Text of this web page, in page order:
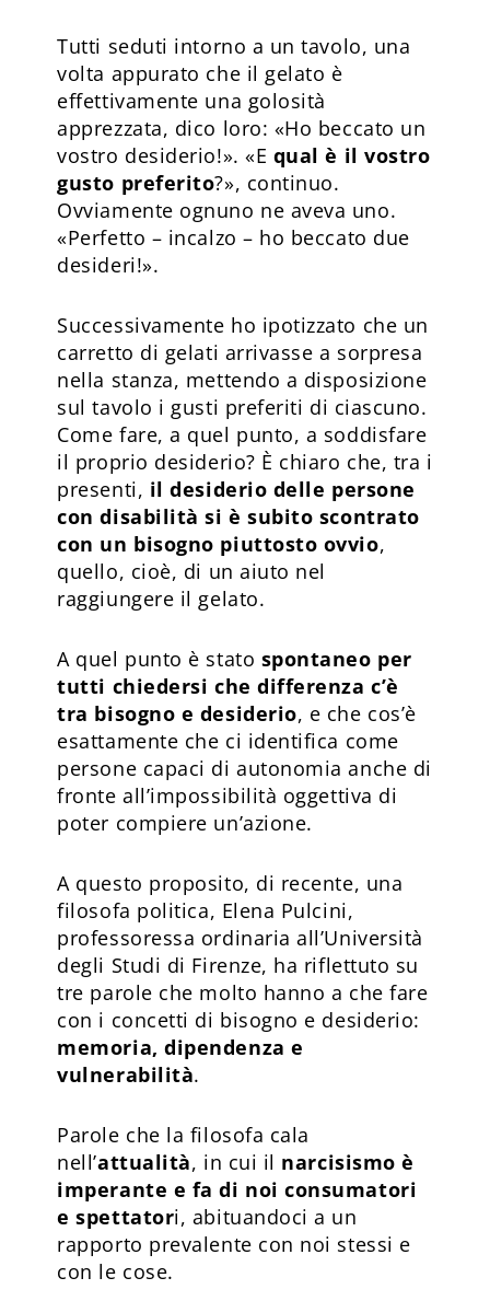
Tutti seduti intorno a un tavolo, una
volta appurato che il gelato è
effettivamente una golosità
apprezzata, dico loro: «Ho beccato un
vostro desiderio!». «E qual è il vostro
gusto preferito?», continuo.
Ovviamente ognuno ne aveva uno.
«Perfetto – incalzo – ho beccato due
desideri!».
Successivamente ho ipotizzato che un
carretto di gelati arrivasse a sorpresa
nella stanza, mettendo a disposizione
sul tavolo i gusti preferiti di ciascuno.
Come fare, a quel punto, a soddisfare
il proprio desiderio? È chiaro che, tra i
presenti, il desiderio delle persone
con disabilità si è subito scontrato
con un bisogno piuttosto ovvio,
quello, cioè, di un aiuto nel
raggiungere il gelato.
A quel punto è stato spontaneo per
tutti chiedersi che differenza c’è
tra bisogno e desiderio, e che cos’è
esattamente che ci identifica come
persone capaci di autonomia anche di
fronte all’impossibilità oggettiva di
poter compiere un’azione.
A questo proposito, di recente, una
filosofa politica, Elena Pulcini,
professoressa ordinaria all’Università
degli Studi di Firenze, ha riflettuto su
tre parole che molto hanno a che fare
con i concetti di bisogno e desiderio:
memoria, dipendenza e
vulnerabilità.
Parole che la filosofa cala
nell’attualità, in cui il narcisismo è
imperante e fa di noi consumatori
e spettatori, abituandoci a un
rapporto prevalente con noi stessi e
con le cose.